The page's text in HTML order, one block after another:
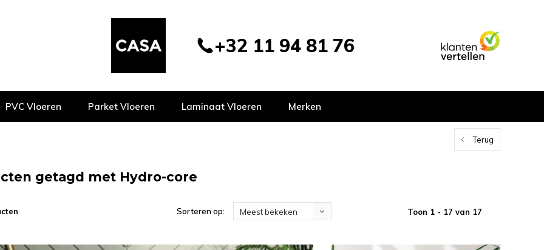
+32 11 94 81 76
PVC Vloeren Parket Vloeren Laminaat Vloeren Merken
Terug
getagd met Hydro-core
Sorteren op: Meest bekeken Toon 1 - 17 van 17